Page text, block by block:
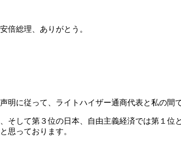
倍総理、ありがとう。
に従って、ライトハイザー通商代表と私の間
そして第３位の日本、自由主義経済では第１
思っております。